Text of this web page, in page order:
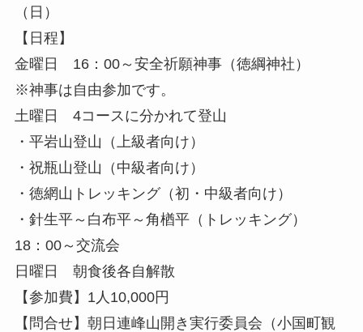
（日）
【日程】
金曜日 16：00～安全祈願神事（徳綱神社）
※神事は自由参加です。
土曜日 4コースに分かれて登山
・平岩山登山（上級者向け）
・祝瓶山登山（中級者向け）
・徳網山トレッキング（初・中級者向け）
・針生平～白布平～角楢平（トレッキング）
18：00～交流会
日曜日 朝食後各自解散
【参加費】1人10,000円
【問合せ】朝日連峰山開き実行委員会（小国町観